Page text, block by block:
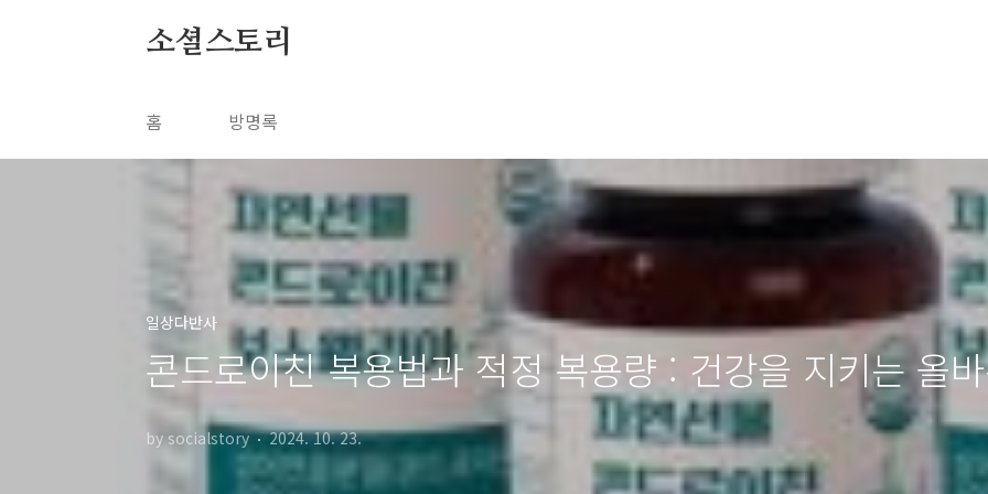
소셜스토리
홈 방명록
일상다반사
콘드로이친 복용법과 적정 복용량 : 건강을 지키는 올
by socialstory 2024. 10. 23.